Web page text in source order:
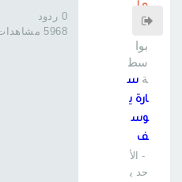
ما
ت
بوا
سط
ة س
ارة ي
وس
ف
- الأ
حد ي
0 ردود
5968 مشاهدات